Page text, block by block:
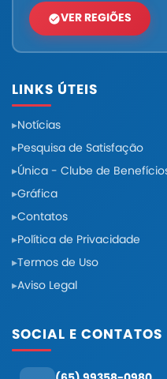
VER REGIÕES
LINKS ÚTEIS
Notícias
Pesquisa de Satisfação
Única - Clube de
Gráfica
Contatos
Política de Privacidade
Termos de Uso
Aviso Legal
SOCIAL E CONTATOS